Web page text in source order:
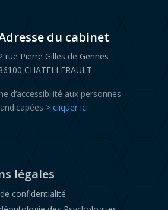
du cabinet
rue Pierre Gilles de Gennes
CHATELLERAULT
d’accessibilité aux personnes
> cliquer ici
légales
confidentialité